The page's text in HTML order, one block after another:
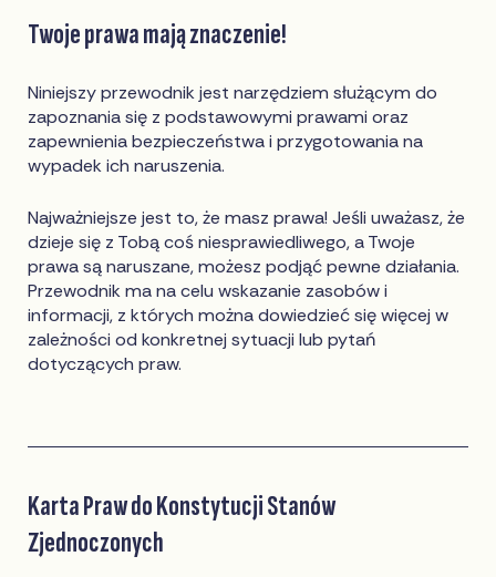
Twoje prawa mają znaczenie!
Niniejszy przewodnik jest narzędziem służącym do
zapoznania się z podstawowymi prawami oraz
zapewnienia bezpieczeństwa i przygotowania na
wypadek ich naruszenia.
Najważniejsze jest to, że masz prawa! Jeśli uważasz, że
dzieje się z Tobą coś niesprawiedliwego, a Twoje
prawa są naruszane, możesz podjąć pewne działania.
Przewodnik ma na celu wskazanie zasobów i
informacji, z których można dowiedzieć się więcej w
zależności od konkretnej sytuacji lub pytań
dotyczących praw.
Karta Praw do Konstytucji Stanów
Zjednoczonych